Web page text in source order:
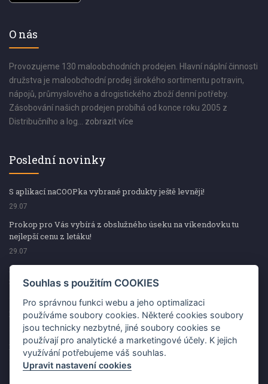
O nás
Provozujeme 130 maloobchodních prodejen. Hlavní náplní činnosti
družstva je maloobchodní prodej širokého sortimentu potravin,
nápojů, průmyslového a drogistického zboží denní potřeby.
Zásobování našich prodejen probíhá od konce roku 2005 z
Distribučního a log... zobrazit více
Poslední novinky
S aplikací naCOOPka vybrané produkty ještě levněji!
29.07
Prokop pro Vás vybírá z obslužného úseku na víkendovku tu
nejlepší cenu z letáku!
29.07
Prokop pro Vás vybírá z obslužného úseku na víkendovku tu
nejlepší cenu z letáku!
Kup špekáčky od Váhaly a vyhraj s naCOOPkou sekerku Fiskars
29.07
Prokop pro Vás vybírá na víkendovku ty nejlepší ceny z letáku!
29.07
Souhlas s použitím COOKIES
Pro správnou funkci webu a jeho optimalizaci
používáme soubory cookies. Některé cookies soubory
jsou technicky nezbytné, jiné soubory cookies se
používají pro analytické a marketingové účely. K jejich
využívání potřebujeme váš souhlas.
Upravit nastavení cookies